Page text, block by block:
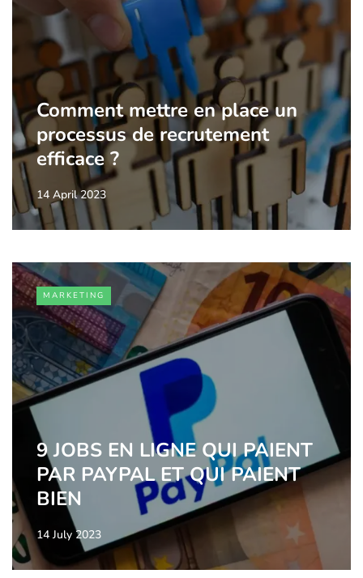
Comment mettre en place un
processus de recrutement
efficace ?
14 April 2023
MARKETING
9 JOBS EN LIGNE QUI PAIENT
PAR PAYPAL ET QUI PAIENT
BIEN
14 July 2023